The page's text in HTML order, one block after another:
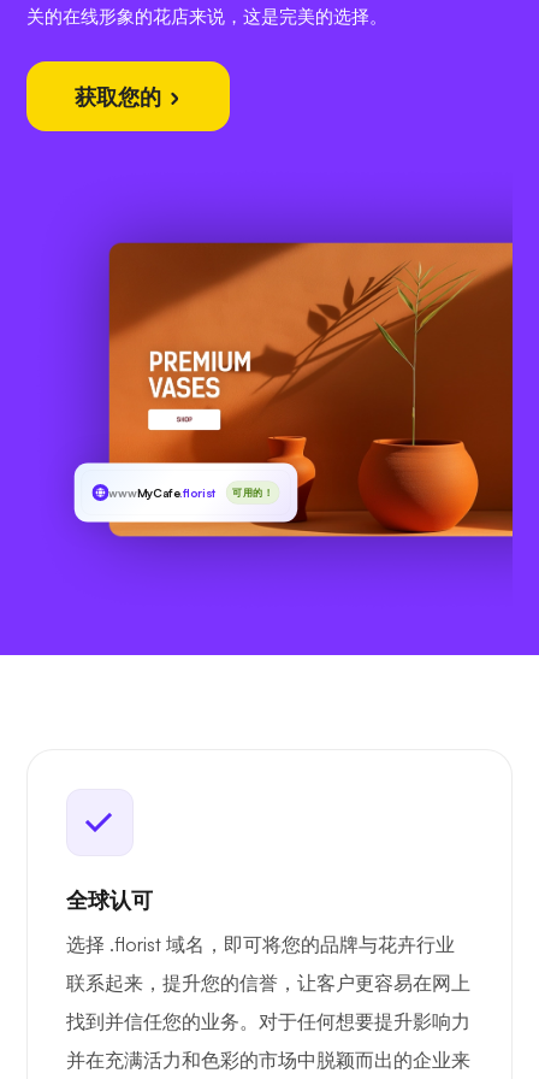
关的在线形象的花店来说，这是完美的选择。
获取您的
wwwMyCafe.florist 可用的！
全球认可
选择 .florist 域名，即可将您的品牌与花卉行业
联系起来，提升您的信誉，让客户更容易在网上
找到并信任您的业务。对于任何想要提升影响力
并在充满活力和色彩的市场中脱颖而出的企业来